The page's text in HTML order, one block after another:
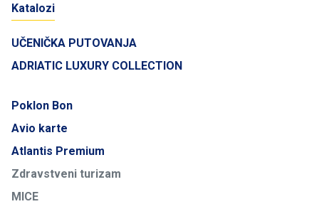
Katalozi
UČENIČKA PUTOVANJA
ADRIATIC LUXURY COLLECTION
Poklon Bon
Avio karte
Atlantis Premium
Zdravstveni turizam
MICE